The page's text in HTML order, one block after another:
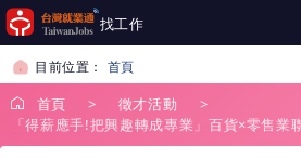
跳到主要內容
找工作
目前位置： 首頁
首頁
徵才活動
「得薪應手!把興趣轉成專業」百貨×零售業